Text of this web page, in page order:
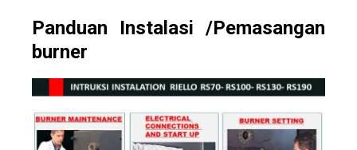
Panduan Instalasi /Pemasangan
burner